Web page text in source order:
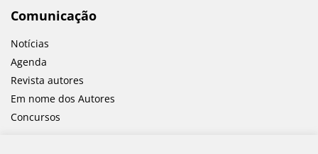
Comunicação
Notícias
Agenda
Revista autores
Em nome dos Autores
Concursos